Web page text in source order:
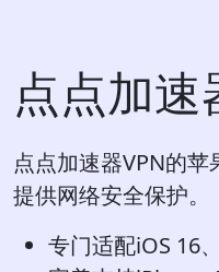
点点加速
点点加速器VPN的
提供网络安全保护。
专门适配iOS 16